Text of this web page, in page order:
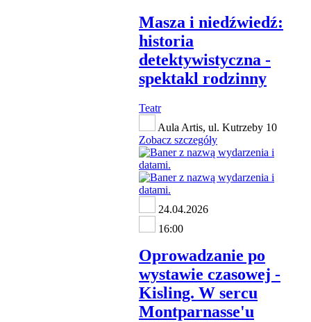
Masza i niedźwiedź:
historia
detektywistyczna -
spektakl rodzinny
Teatr
Aula Artis, ul. Kutrzeby 10
Zobacz szczegóły
24.04.2026
16:00
Oprowadzanie po
wystawie czasowej -
Kisling. W sercu
Montparnasse'u